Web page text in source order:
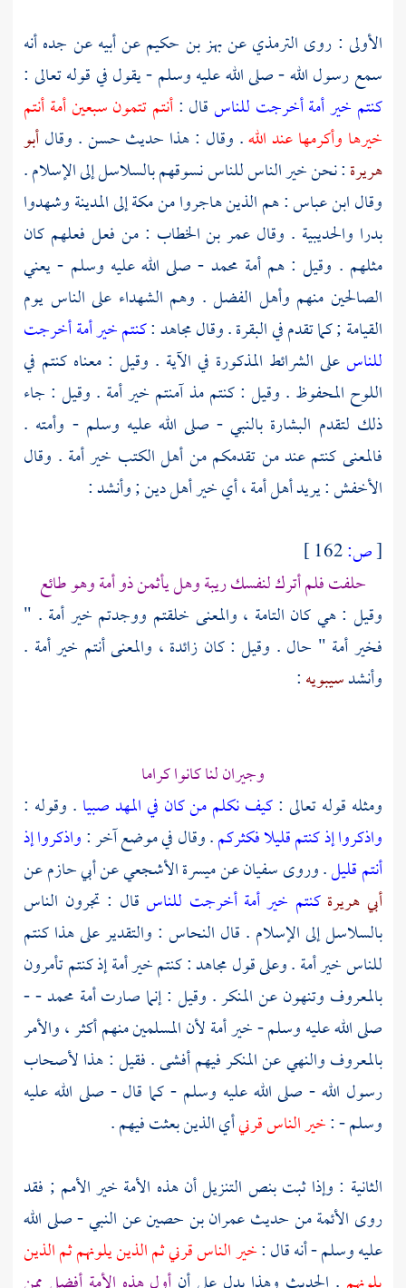
الأولى : روى الترمذيعنبهز بن حكيمعن أبيه عن جده أنه
سمع رسول الله - صلى الله عليه وسلم - يقول في قوله تعالى :
كنتم خير أمة أخرجت للناسقال :أنتم تتمون سبعين أمة أنتم
خيرها وأكرمها عند الله. وقال : هذا حديث حسن . وقالأبو
هريرة: نحن خير الناس للناس نسوقهم بالسلاسل إلى الإسلام .
وقالابن عباس: هم الذين هاجروا منمكةإلىالمدينةوشهدوا
بدرا والحديبية . وقال عمر بن الخطاب : من فعل فعلهم كان
مثلهم . وقيل : هم أمة محمد - صلى الله عليه وسلم - يعني
الصالحين منهم وأهل الفضل . وهم الشهداء على الناس يوم
القيامة ; كما تقدم في البقرة . وقالمجاهد:كنتم خير أمة أخرجت
للناسعلى الشرائط المذكورة في الآية . وقيل : معناه كنتم في
اللوح المحفوظ . وقيل : كنتم مذ آمنتم خير أمة . وقيل : جاء
ذلك لتقدم البشارة بالنبي - صلى الله عليه وسلم - وأمته .
فالمعنى كنتم عند من تقدمكم من أهل الكتب خير أمة . وقال
الأخفش: يريد أهل أمة ، أي خير أهل دين ; وأنشد :
[ص:
حلفت فلم أترك لنفسك ريبة وهل يأثمن ذو أمة وهو طائع
وقيل : هي كان التامة ، والمعنى خلقتم ووجدتم خير أمة . "
فخير أمة " حال . وقيل : كان زائدة ، والمعنى أنتم خير أمة .
وأنشدسيبويه:
وجيران لنا كانوا كراما
ومثله قوله تعالى :كيف نكلم من كان في المهد صبيا . وقوله :
واذكروا إذ كنتم قليلا فكثركم. وقال في موضع آخر :واذكروا إذ
أنتم قليل. وروىسفيانعنميسرة الأشجعيعنأبي حازمعن
أبي هريرةكنتم خير أمة أخرجت للناس قال : تجرون الناس
بالسلاسل إلى الإسلام . قال النحاس : والتقدير على هذا كنتم
للناس خير أمة . وعلى قولمجاهد: كنتم خير أمة إذ كنتم تأمرون
بالمعروف وتنهون عن المنكر . وقيل : إنما صارت أمة محمد --
صلى الله عليه وسلم - خير أمة لأن المسلمين منهم أكثر ، والأمر
بالمعروف والنهي عن المنكر فيهم أفشى . فقيل : هذا لأصحاب
رسول الله - صلى الله عليه وسلم - كما قال - صلى الله عليه
وسلم - :خير الناس قرنيأي الذين بعثت فيهم .
الثانية : وإذا ثبت بنص التنزيل أن هذه الأمة خير الأمم ; فقد
روى الأئمة من حديثعمران بن حصينعن النبي - صلى الله
عليه وسلم - أنه قال :خير الناس قرني ثم الذين يلونهم ثم الذين